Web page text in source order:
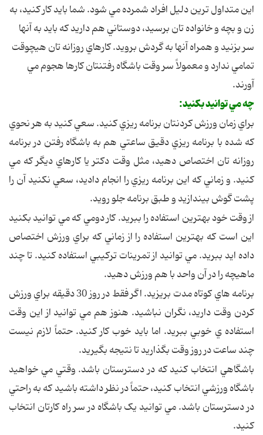
اين متداول ترين دليل افراد شمرده مي شود. شما بايد کار کنيد، به
زن و بچه و خانواده تان برسيد، دوستاني هم داريد که بايد به آنها
سر بزنيد و همراه آنها به گردش برويد. کارهاي روزانه تان هيچوقت
تمامي ندارد و معمولاً سر وقت باشگاه رفتنتان کارها هجوم مي
آورند.
چه مي توانيد بکنيد:
براي زمان ورزش کردنتان برنامه ريزي کنيد. سعي کنيد به هر نحوي
که شده با برنامه ريزي دقيق ساعتي هم به باشگاه رفتن در برنامه
روزانه تان اختصاص دهيد، مثل وقت دکتر يا کارهاي ديگر که مي
کنيد. و زماني که اين برنامه ريزي را انجام داديد، سعي نکنيد آن را
پشت گوش بيندازيد و طبق برنامه جلو رويد.
از وقت خود بهترين استفاده را ببريد. کار دومي که مي توانيد بکنيد
اين است که بهترين استفاده را از زماني که براي ورزش اختصاص
داده ايد ببريد. مي توانيد از تمرينات ترکيبي استفاده کنيد. تا چند
ماهيچه را در آن واحد با هم ورزش دهيد.
برنامه هاي کوتاه مدت بريزيد. اگر فقط در روز 30 دقيقه براي ورزش
کردن وقت داريد، نگران نباشيد. هنوز هم مي توانيد از اين وقت
استفاده ي خوبي ببريد. اما بايد خوب کار کنيد. حتماً لازم نيست
چند ساعت در روز وقت بگذاريد تا نتيجه بگيريد.
باشگاهي انتخاب کنيد که در دسترستان باشد. وقتي مي خواهيد
باشگاه ورزشي انتخاب کنيد، حتماً در نظر داشته باشيد که به راحتي
در دسترستان باشد. مي توانيد يک باشگاه در سر راه کارتان انتخاب
کنيد.